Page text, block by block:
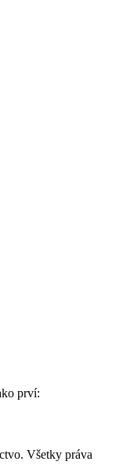
prví:
Všetky práva